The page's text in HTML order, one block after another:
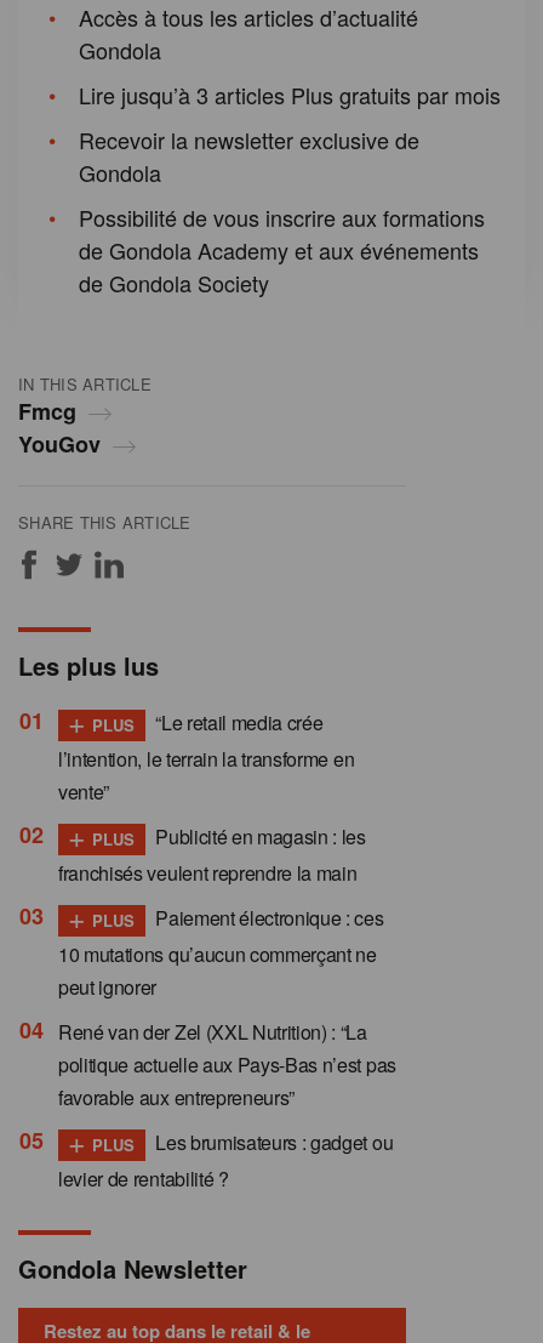
IN THIS ARTICLE
Fmcg
YouGov
SHARE THIS ARTICLE
Accès à tous les articles d’actualité
Gondola
Lire jusqu’à 3 articles Plus gratuits par mois
Recevoir la newsletter exclusive de
Gondola
Possibilité de vous inscrire aux formations
de Gondola Academy et aux événements
de Gondola Society
Les plus lus
+ PLUS
“Le retail media crée
l’intention, le terrain la transforme en
vente”
+ PLUS
Publicité en magasin : les
franchisés veulent reprendre la main
+ PLUS
Paiement électronique : ces
10 mutations qu’aucun commerçant ne
peut ignorer
René van der Zel (XXL Nutrition) : “La
politique actuelle aux Pays-Bas n’est pas
favorable aux entrepreneurs”
+ PLUS
Les brumisateurs : gadget ou
levier de rentabilité ?
Gondola Newsletter
Restez au top dans le retail & le